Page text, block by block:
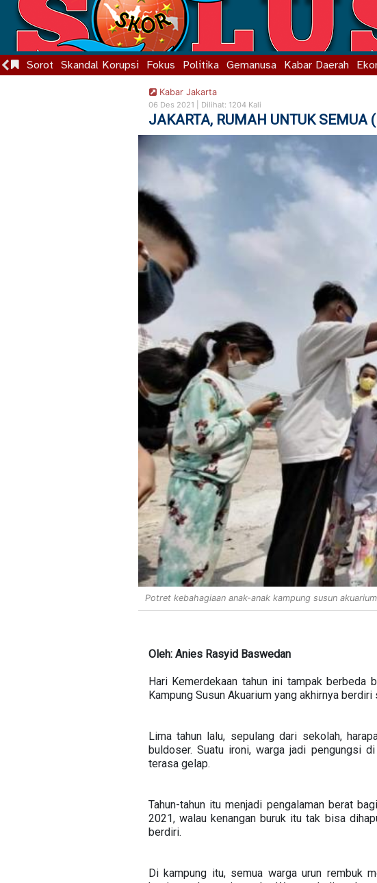
Sorot Skandal Korupsi Fokus Politika Gemanusa Kabar Daerah
Kabar Jakarta
06 Des 2021 | Dilihat: 1204 Kali
JAKARTA, RUMAH UNTUK SEMUA
Potret kebahagiaan anak-anak kampung susun akuarium
Oleh: Anies Rasyid Baswedan
Hari Kemerdekaan tahun ini tampak berbeda
Kampung Susun Akuarium yang akhirnya berdiri
Lima tahun lalu, sepulang dari sekolah,
buldoser. Suatu ironi, warga jadi pengungsi
terasa gelap.
Tahun-tahun itu menjadi pengalaman berat
2021, walau kenangan buruk itu tak bisa
berdiri.
Di kampung itu, semua warga urun rembuk